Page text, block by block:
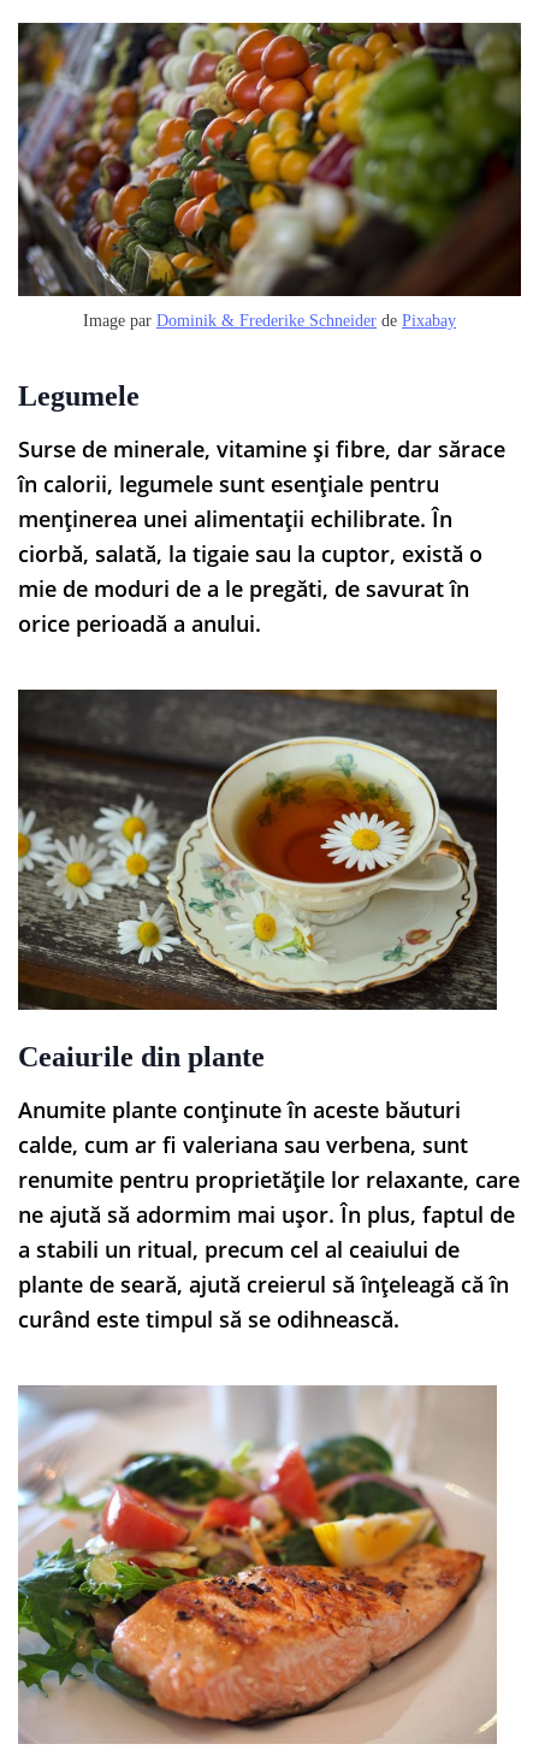
Image par Dominik & Frederike Schneider de Pixabay
Legumele
Surse de minerale, vitamine și fibre, dar sărace
în calorii, legumele sunt esențiale pentru
menținerea unei alimentații echilibrate. În
ciorbă, salată, la tigaie sau la cuptor, există o
mie de moduri de a le pregăti, de savurat în
orice perioadă a anului.
Ceaiurile din plante
Anumite plante conținute în aceste băuturi
calde, cum ar fi valeriana sau verbena, sunt
renumite pentru proprietățile lor relaxante, care
ne ajută să adormim mai ușor. În plus, faptul de
a stabili un ritual, precum cel al ceaiului de
plante de seară, ajută creierul să înțeleagă că în
curând este timpul să se odihnească.